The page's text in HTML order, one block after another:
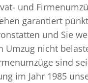
und
garantiert
und Sie
Umzug nicht
sind
im Jahr 1985